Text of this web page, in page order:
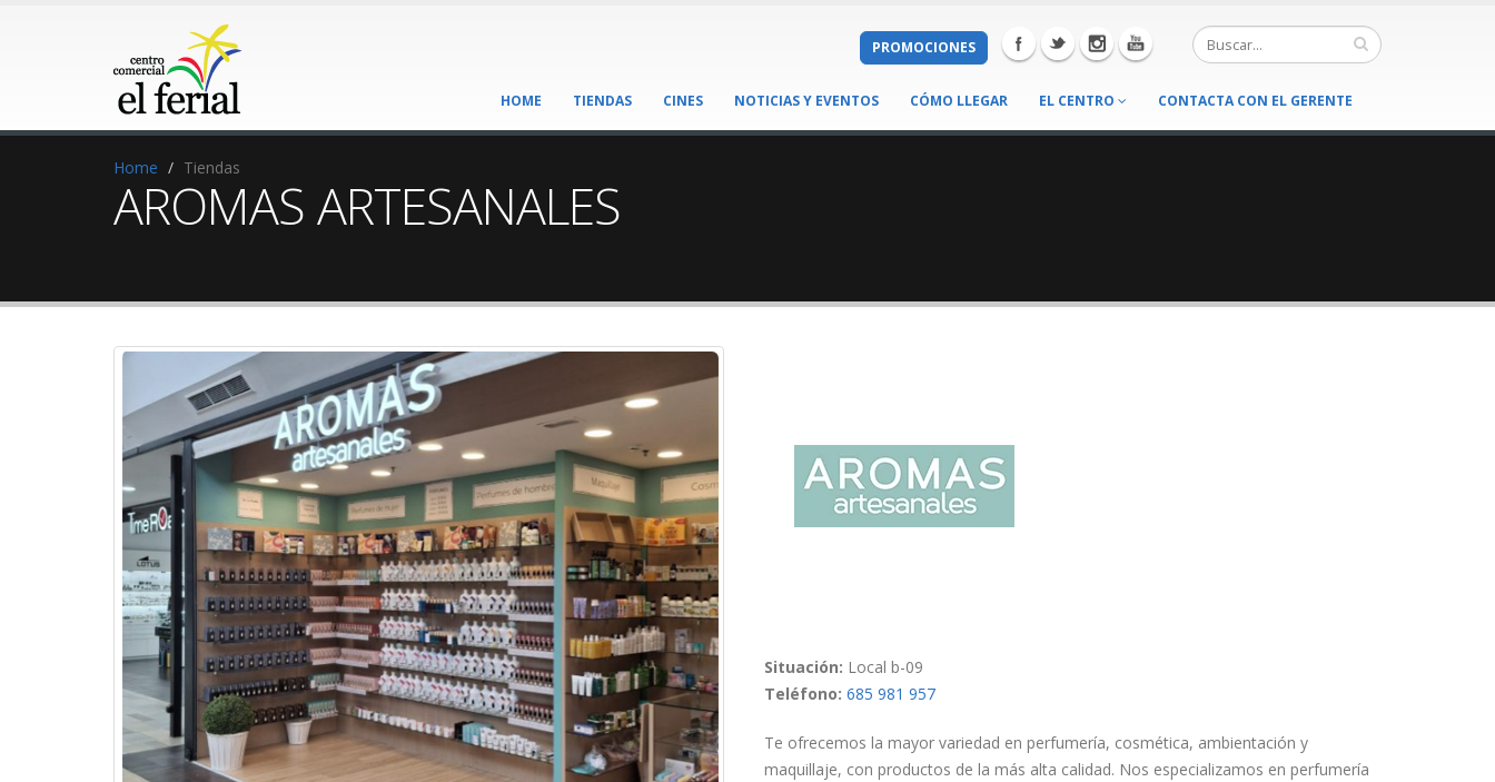
PROMOCIONES
HOME TIENDAS CINES NOTICIAS Y EVENTOS CÓMO LLEGAR EL CENTRO CONTACTA CON EL GERENTE
Home Tiendas
AROMAS ARTESANALES
Situación: Local b-09
Teléfono: 685 981 957
Te ofrecemos la mayor variedad en perfumería, cosmética, ambientación y
maquillaje, con productos de la más alta calidad. Nos especializamos en perfumería